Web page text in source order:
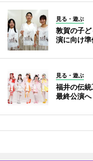
見る・遊ぶ
敦賀の子
演に向け
見る・遊ぶ
福井の伝
最終公演